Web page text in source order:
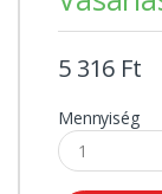
5 316 Ft
Mennyiség